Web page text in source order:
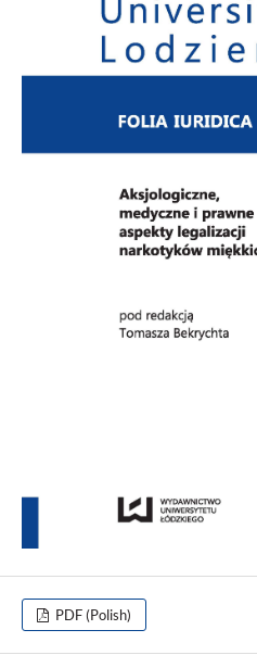
PDF (Polish)